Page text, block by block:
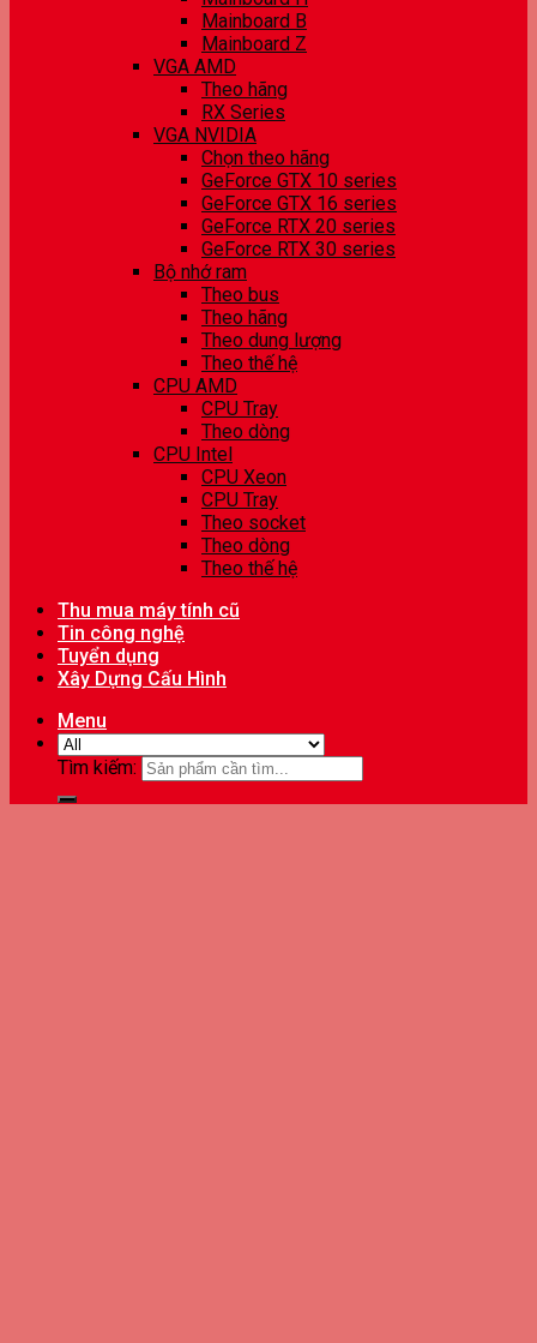
Mainboard B
Mainboard Z
VGA AMD
Theo hãng
RX Series
VGA NVIDIA
Chọn theo hãng
GeForce GTX 10 series
GeForce GTX 16 series
GeForce RTX 20 series
GeForce RTX 30 series
Bộ nhớ ram
Theo bus
Theo hãng
Theo dung lượng
Theo thế hệ
CPU AMD
CPU Tray
Theo dòng
CPU Intel
CPU Xeon
CPU Tray
Theo socket
Theo dòng
Theo thế hệ
Thu mua máy tính cũ
Tin công nghệ
Tuyển dụng
Xây Dựng Cấu Hình
Menu
Tìm kiếm: